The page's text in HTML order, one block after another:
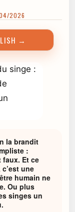
2026
→
la brandit
:
faux. Et ce
une
humain ne
Ou plus
singes un